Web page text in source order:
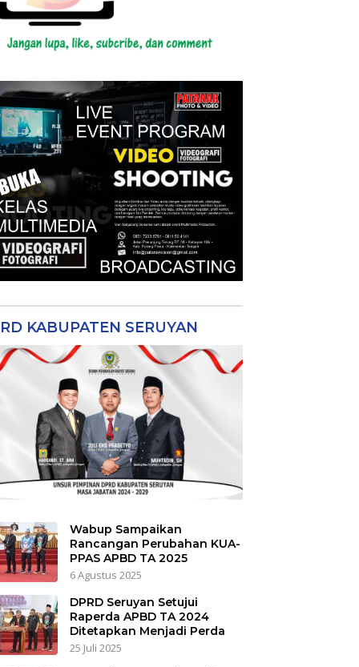
KABUPATEN SERUYAN
Wabup Sampaikan
Rancangan Perubahan KUA-
PPAS APBD TA 2025
6 Agustus 2025
DPRD Seruyan Setujui
Raperda APBD TA 2024
Ditetapkan Menjadi Perda
25 Juli 2025